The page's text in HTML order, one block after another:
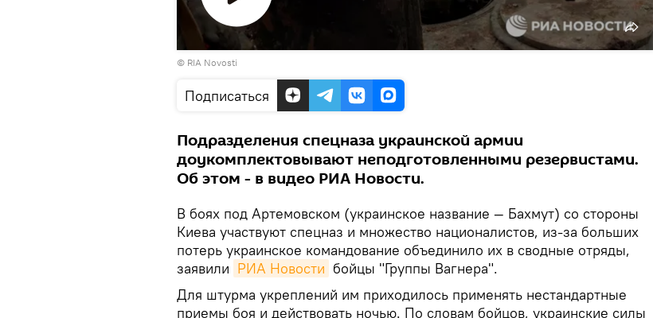
Воспроизвести
© RIA Novosti
Подписаться
Подразделения спецназа украинской армии
доукомплектовывают неподготовленными резервистами.
Об этом - в видео РИА Новости.
В боях под Артемовском (украинское название — Бахмут) со стороны
Киева участвуют спецназ и множество националистов, из-за больших
потерь украинское командование объединило их в сводные отряды,
заявили РИА Новости бойцы "Группы Вагнера".
Для штурма укреплений им приходилось применять нестандартные
приемы боя и действовать ночью. По словам бойцов, украинские силы